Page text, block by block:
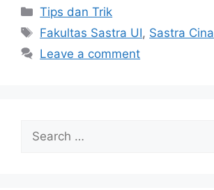
Tips dan Trik
Fakultas Sastra UI, Sastra Cina
Leave a comment